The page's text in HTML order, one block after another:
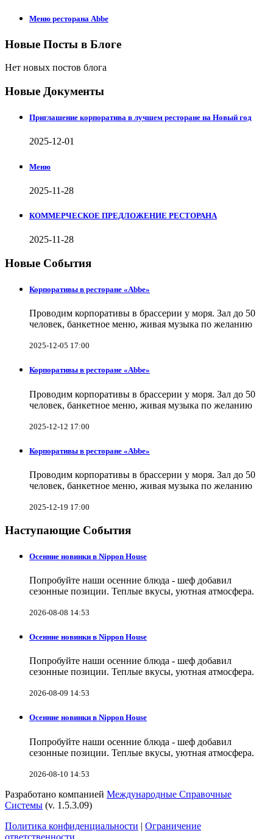
Меню ресторана Abbe
Новые Посты в Блоге
Нет новых постов блога
Новые Документы
Приглашение корпоратива в лучшем ресторане на Новый год
2025-12-01
Меню
2025-11-28
КОММЕРЧЕСКОЕ ПРЕДЛОЖЕНИЕ РЕСТОРАНА
2025-11-28
Новые События
Корпоративы в ресторане «Abbe»
Проводим корпоративы в брассерии у моря. Зал до 50
человек, банкетное меню, живая музыка по желанию
2025-12-05 17:00
Корпоративы в ресторане «Abbe»
Проводим корпоративы в брассерии у моря. Зал до 50
человек, банкетное меню, живая музыка по желанию
2025-12-12 17:00
Корпоративы в ресторане «Abbe»
Проводим корпоративы в брассерии у моря. Зал до 50
человек, банкетное меню, живая музыка по желанию
2025-12-19 17:00
Наступающие События
Осенние новинки в Nippon House
Попробуйте наши осенние блюда - шеф добавил
сезонные позиции. Теплые вкусы, уютная атмосфера.
2026-08-08 14:53
Осенние новинки в Nippon House
Попробуйте наши осенние блюда - шеф добавил
сезонные позиции. Теплые вкусы, уютная атмосфера.
2026-08-09 14:53
Осенние новинки в Nippon House
Попробуйте наши осенние блюда - шеф добавил
сезонные позиции. Теплые вкусы, уютная атмосфера.
2026-08-10 14:53
Разработано компанией Международные Справочные
Системы (v. 1.5.3.09)
Политика конфиденциальности | Ограничение
ответственности